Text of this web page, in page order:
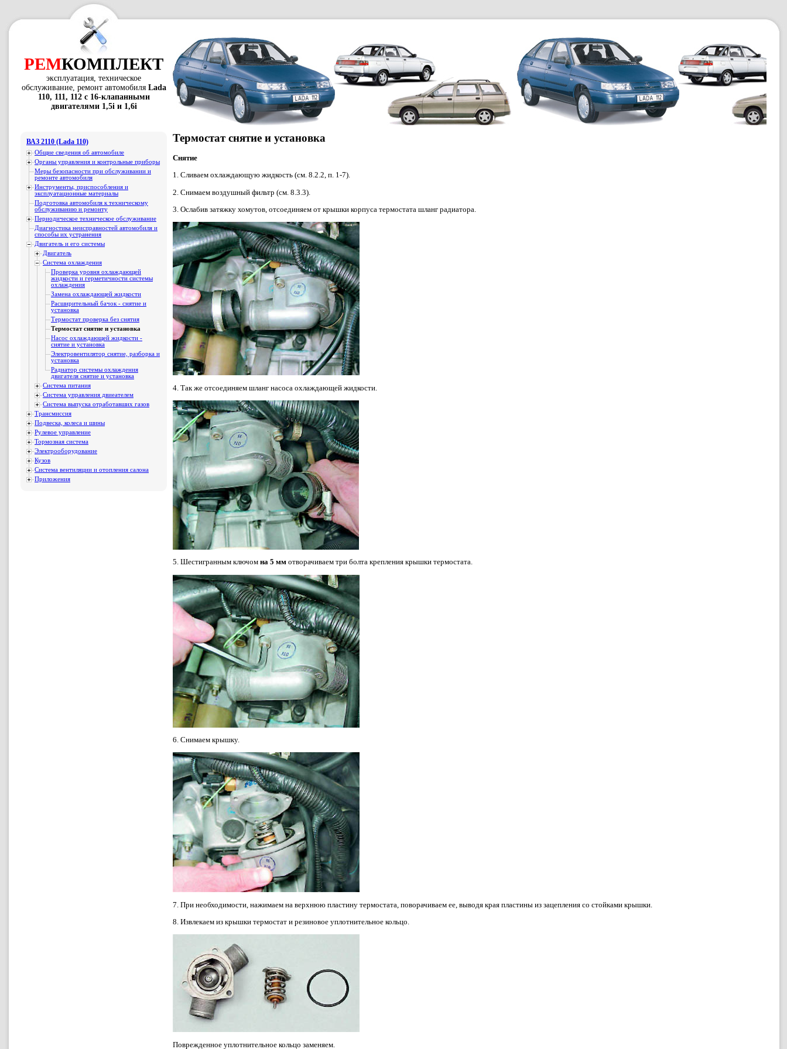
РЕМКОМПЛЕКТ
эксплуатация, техническое
обслуживание, ремонт автомобиля Lada
110, 111, 112 с 16-клапанными
двигателями 1,5i и 1,6i
ВАЗ 2110 (Lada 110)
Общие сведения об автомобиле
Органы управления и контрольные приборы
Меры безопасности при обслуживании и
ремонте автомобиля
Инструменты, приспособления и
эксплуатационные материалы
Подготовка автомобиля к техническому
обслуживанию и ремонту
Периодическое техническое обслуживание
Диагностика неисправностей автомобиля и
способы их устранения
Двигатель и его системы
Двигатель
Система охлаждения
Проверка уровня охлаждающей
жидкости и герметичности системы
охлаждения
Замена охлаждающей жидкости
Расширительный бачок - снятие и
установка
Термостат проверка без снятия
Термостат снятие и установка
Насос охлаждающей жидкости -
снятие и установка
Электровентилятор снятие, разборка и
установка
Радиатор системы охлаждения
двигателя снятие и установка
Система питания
Система управления двиеателем
Система выпуска отработавших газов
Трансмиссия
Подвеска, колеса и шины
Рулевое управление
Тормозная система
Электрооборудование
Кузов
Система вентиляции и отопления салона
Приложения
Термостат снятие и установка
Снятие
1. Сливаем охлаждающую жидкость (см. 8.2.2, п. 1-7).
2. Снимаем воздушный фильтр (см. 8.3.3).
3. Ослабив затяжку хомутов, отсоединяем от крышки корпуса термостата шланг радиатора.
4. Так же отсоединяем шланг насоса охлаждающей жидкости.
5. Шестигранным ключом на 5 мм отворачиваем три болта крепления крышки термостата.
6. Снимаем крышку.
7. При необходимости, нажимаем на верхнюю пластину термостата, поворачиваем ее, выводя края пластины из зацепления со стойками крышки.
8. Извлекаем из крышки термостат и резиновое уплотнительное кольцо.
Поврежденное уплотнительное кольцо заменяем.